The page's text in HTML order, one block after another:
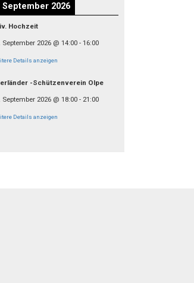
September 2026
Hochzeit
September 2026@ 14:00- 16:00
Details anzeigen
-Schützenverein Olpe
September 2026@ 18:00- 21:00
Details anzeigen